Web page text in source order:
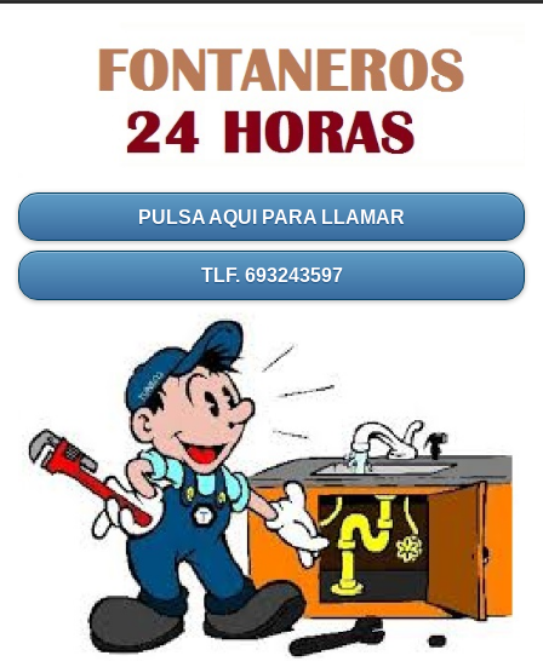
PULSA AQUI PARA LLAMAR
TLF. 693243597